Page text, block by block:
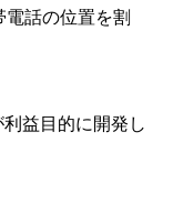
話の位置を割
益目的に開発し